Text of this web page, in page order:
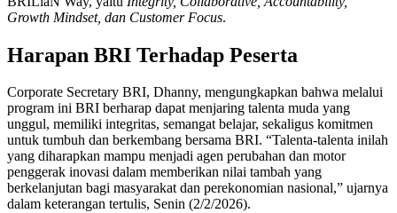
Growth Mindset, dan Customer Focus.
Harapan BRI Terhadap Peserta
Corporate Secretary BRI, Dhanny, mengungkapkan bahwa melalui
program ini BRI berharap dapat menjaring talenta muda yang
unggul, memiliki integritas, semangat belajar, sekaligus komitmen
untuk tumbuh dan berkembang bersama BRI. “Talenta-talenta inilah
yang diharapkan mampu menjadi agen perubahan dan motor
penggerak inovasi dalam memberikan nilai tambah yang
berkelanjutan bagi masyarakat dan perekonomian nasional,” ujarnya
dalam keterangan tertulis, Senin (2/2/2026).